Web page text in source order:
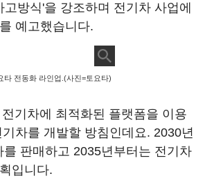
방식'을 강조하며 전기차 사업에
예고했습니다.
타 전동화 라인업.(사진=토요타)
기차에 최적화된 플랫폼을 이용
차를 개발할 방침인데요. 2030년
를 판매하고 2035년부터는 전기차
입니다.